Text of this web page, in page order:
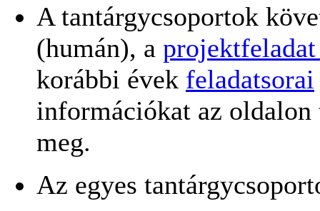
A tantárgycsoportok
(humán), a
korábbi évek feladatsorai
információkat az
meg.
Az egyes